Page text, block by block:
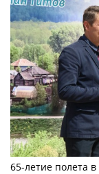
65-летие полета